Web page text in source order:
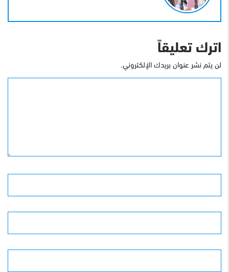
اترك تعليقاً
لن يتم نشر عنوان بريدك الإلكتروني.